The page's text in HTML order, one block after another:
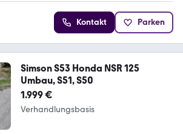
Kontakt Parken
Simson S53 Honda NSR 125
Umbau, S51, S50
1.999 €
Verhandlungsbasis